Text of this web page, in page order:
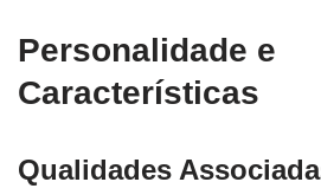
Personalidade e
Características
Qualidades